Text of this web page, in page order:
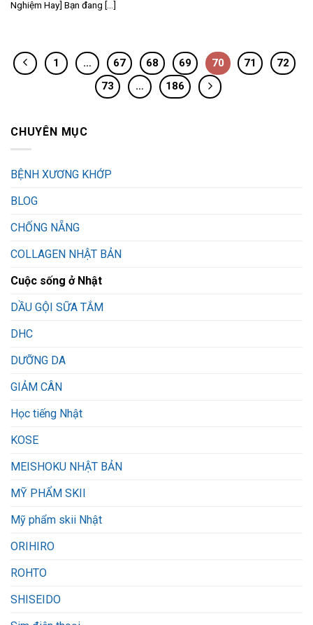
Nghiệm Hay] Bạn đang [...]
1 … 67 68 69 70 71
72
73
… 186
CHUYÊN MỤC
BỆNH XƯƠNG KHỚP
BLOG
CHỐNG NẴNG
COLLAGEN NHẬT BẢN
Cuộc sống ở Nhật
DẦU GỘI SỮA TẮM
DHC
DƯỠNG DA
GIẢM CÂN
Học tiếng Nhật
KOSE
MEISHOKU NHẬT BẢN
MỸ PHẨM SKII
Mỹ phẩm skii Nhật
ORIHIRO
ROHTO
SHISEIDO